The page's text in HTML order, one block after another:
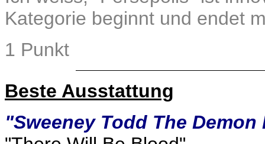
Kategorie beginnt und endet
1 Punkt
Beste Ausstattung
"Sweeney Todd The